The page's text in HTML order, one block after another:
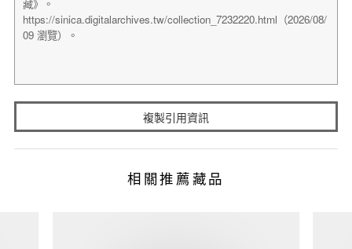
複製引用資訊
相關推薦藏品